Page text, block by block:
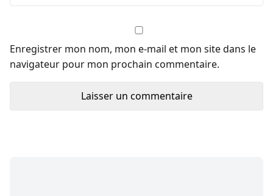
Enregistrer mon nom, mon e-mail et mon site dans le
navigateur pour mon prochain commentaire.